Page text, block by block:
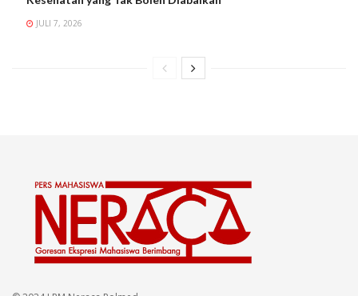
JULI 7, 2026